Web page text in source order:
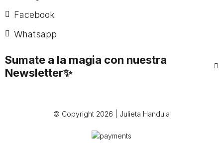
Facebook
Whatsapp
Sumate a la magia con nuestra
Newsletter✨
© Copyright 2026 | Julieta Handula